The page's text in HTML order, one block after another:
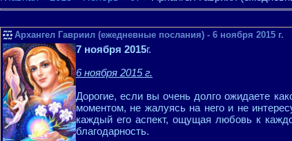
Архангел Гавриил (ежедневные послания) - 6 ноября 2015 г.
7 ноября 2015г.
6 ноября 2015 г.
Дорогие, если вы очень долго ожидаете
моментом, не жалуясь на него и не
каждый его аспект, ощущая любовь к
благодарность.